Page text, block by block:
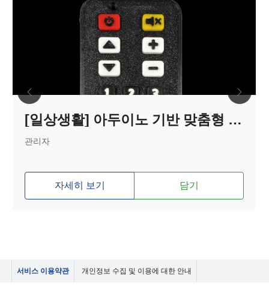
[일상생활] 아두이노 기반 맞춤형 TV리모컨
관리자
자세히 보기 담기
서비스 이용약관 개인정보 수집 및 이용에 대한 안내